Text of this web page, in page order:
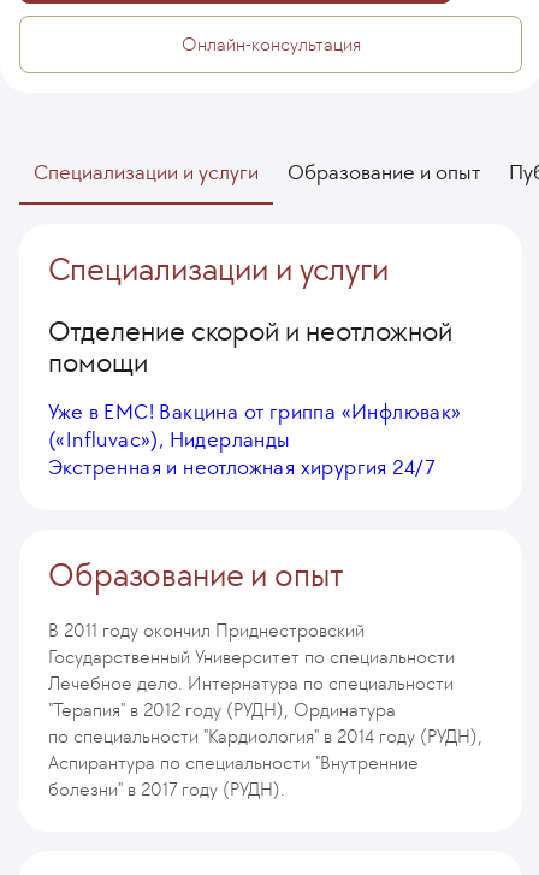
Онлайн-консультация
Специализации и услуги Образование и опыт
Специализации и услуги
Отделение скорой и неотложной
помощи
Уже в ЕМС! Вакцина от гриппа «Инфлювак»
(«Influvac»), Нидерланды
Экстренная и неотложная хирургия 24/7
Образование и опыт
В 2011 году окончил Приднестровский
Государственный Университет по специальности
Лечебное дело. Интернатура по специальности
"Терапия" в 2012 году (РУДН), Ординатура
по специальности "Кардиология" в 2014 году (РУДН),
Аспирантура по специальности "Внутренние
болезни" в 2017 году (РУДН).